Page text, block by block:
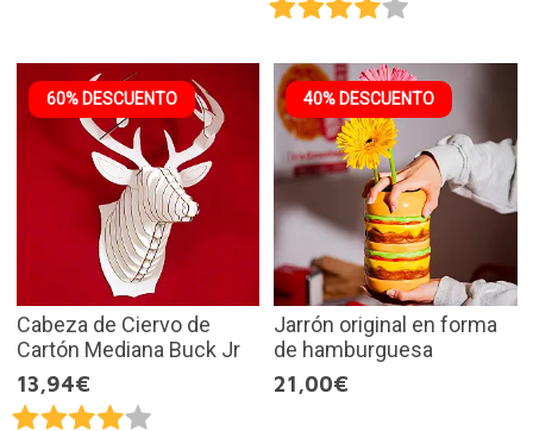
60% DESCUENTO
Cabeza de Ciervo de
Cartón Mediana Buck Jr
13,94€
40% DESCUENTO
Jarrón original en forma
de hamburguesa
21,00€